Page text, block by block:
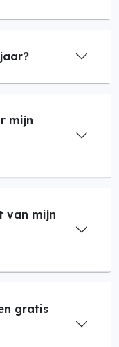
mijn
van mijn
gratis